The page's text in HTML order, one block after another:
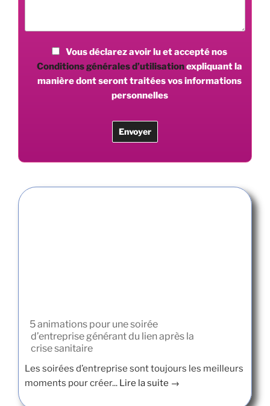
Vous déclarez avoir lu et accepté nos
Conditions générales d’utilisationexpliquant la
manière dont seront traitées vos informations
personnelles
5 animations pour une soirée
d’entreprise générant du lien après la
crise sanitaire
Les soirées d’entreprise sont toujours les meilleurs
moments pour créer... Lire la suite →